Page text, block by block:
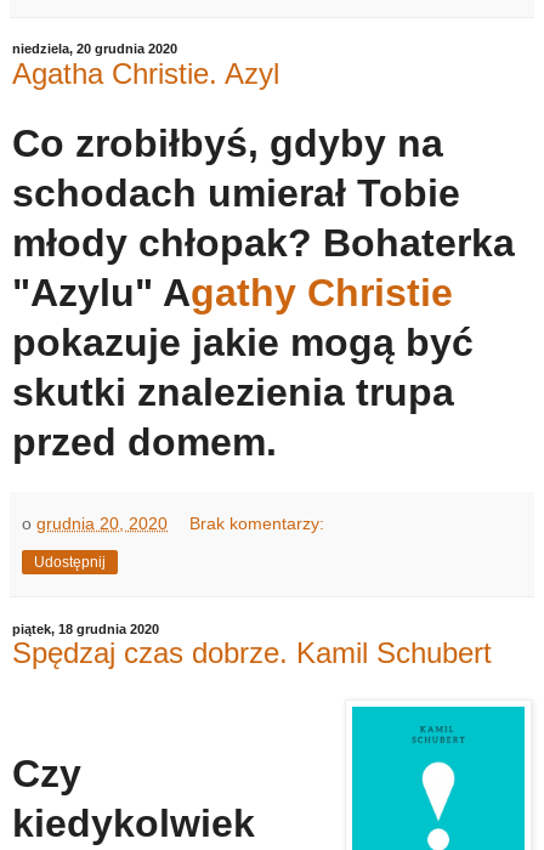
niedziela, 20 grudnia 2020
Agatha Christie. Azyl
Co zrobiłbyś, gdyby na
schodach umierał Tobie
młody chłopak? Bohaterka
"Azylu" Agathy Christie
pokazuje jakie mogą być
skutki znalezienia trupa
przed domem.
o grudnia 20, 2020 Brak komentarzy:
Udostępnij
piątek, 18 grudnia 2020
Spędzaj czas dobrze. Kamil Schubert
Czy
kiedykolwiek